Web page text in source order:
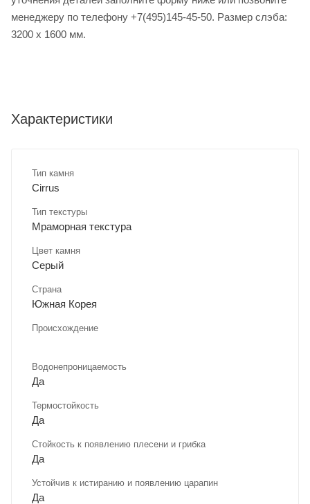
менеджеру по телефону +7(495)145-45-50. Размер слэба:
3200 х 1600 мм.
Характеристики
Тип камня
Cirrus
Тип текстуры
Мраморная текстура
Цвет камня
Серый
Страна
Южная Корея
Происхождение
Водонепроницаемость
Да
Термостойкость
Да
Стойкость к появлению плесени и грибка
Да
Устойчив к истиранию и появлению царапин
Да